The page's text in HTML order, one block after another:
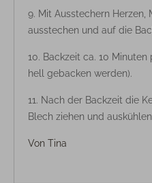
Mit Ausstechern Herzen,
ausstechen und auf die
Backzeit ca. 10
hell gebacken werden).
Nach der Backzeit die
Blech ziehen und
Von Tina